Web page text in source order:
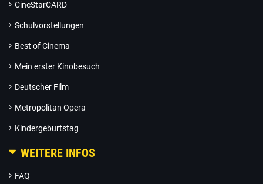
CineStarCARD
Schulvorstellungen
Best of Cinema
Mein erster Kinobesuch
Deutscher Film
Metropolitan Opera
Kindergeburtstag
WEITERE INFOS
FAQ